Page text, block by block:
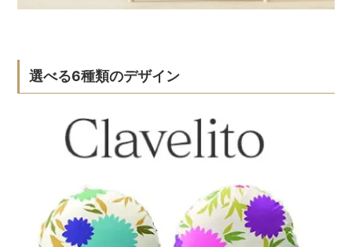
選べる6種類のデザイン